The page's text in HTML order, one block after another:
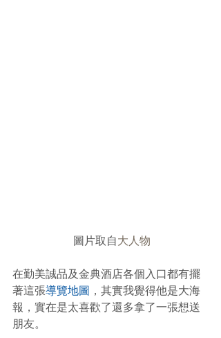
圖片取自大人物
在勤美誠品及金典酒店各個入口都有擺
著這張導覽地圖 ，其實我覺得他是大海
報，實在是太喜歡了還多拿了一張想送
朋友。